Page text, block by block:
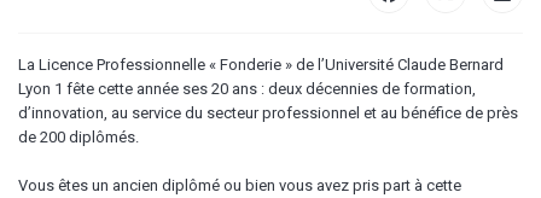
La Licence Professionnelle « Fonderie » de l’Université Claude Bernard
Lyon 1 fête cette année ses 20 ans : deux décennies de formation,
d’innovation, au service du secteur professionnel et au bénéfice de près
de 200 diplômés.
Vous êtes un ancien diplômé ou bien vous avez pris part à cette